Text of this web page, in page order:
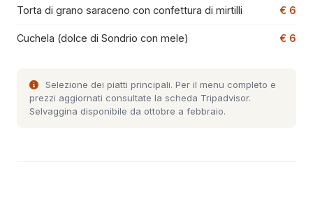
Torta di grano saraceno con confettura di mirtilli € 6
Cuchela (dolce di Sondrio con mele) € 6
Selezione dei piatti principali. Per il menu completo e
prezzi aggiornati consultate la scheda Tripadvisor.
Selvaggina disponibile da ottobre a febbraio.